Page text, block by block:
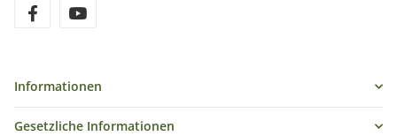
Informationen
Gesetzliche Informationen